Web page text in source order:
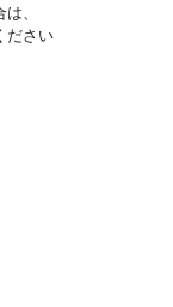
、
ださい